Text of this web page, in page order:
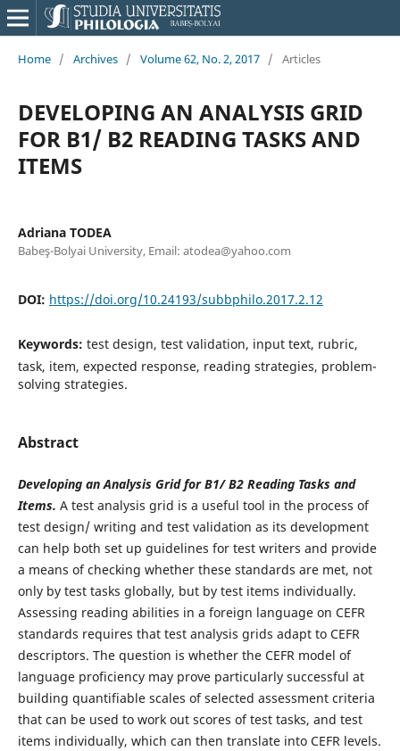
Home / Archives / Volume 62, No. 2, 2017 / Articles
DEVELOPING AN ANALYSIS GRID
FOR B1/ B2 READING TASKS AND
ITEMS
Adriana TODEA
Babeş-Bolyai University, Email: atodea@yahoo.com
DOI: https://doi.org/10.24193/subbphilo.2017.2.12
Keywords: test design, test validation, input text, rubric,
task, item, expected response, reading strategies, problem-
solving strategies.
Abstract
Developing an Analysis Grid for B1/ B2 Reading Tasks and
Items. A test analysis grid is a useful tool in the process of
test design/ writing and test validation as its development
can help both set up guidelines for test writers and provide
a means of checking whether these standards are met, not
only by test tasks globally, but by test items individually.
Assessing reading abilities in a foreign language on CEFR
standards requires that test analysis grids adapt to CEFR
descriptors. The question is whether the CEFR model of
language proficiency may prove particularly successful at
building quantifiable scales of selected assessment criteria
that can be used to work out scores of test tasks, and test
items individually, which can then translate into CEFR levels.